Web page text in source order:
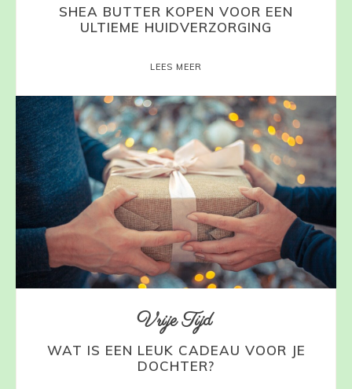
SHEA BUTTER KOPEN VOOR EEN
ULTIEME HUIDVERZORGING
LEES MEER
Vrije Tijd
WAT IS EEN LEUK CADEAU VOOR JE
DOCHTER?